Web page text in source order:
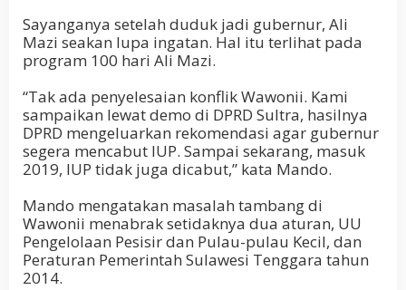
Sayanganya setelah duduk jadi gubernur, Ali
Mazi seakan lupa ingatan. Hal itu terlihat pada
program 100 hari Ali Mazi.
“Tak ada penyelesaian konflik Wawonii. Kami
sampaikan lewat demo di DPRD Sultra, hasilnya
DPRD mengeluarkan rekomendasi agar gubernur
segera mencabut IUP. Sampai sekarang, masuk
2019, IUP tidak juga dicabut,” kata Mando.
Mando mengatakan masalah tambang di
Wawonii menabrak setidaknya dua aturan, UU
Pengelolaan Pesisir dan Pulau-pulau Kecil, dan
Peraturan Pemerintah Sulawesi Tenggara tahun
2014.